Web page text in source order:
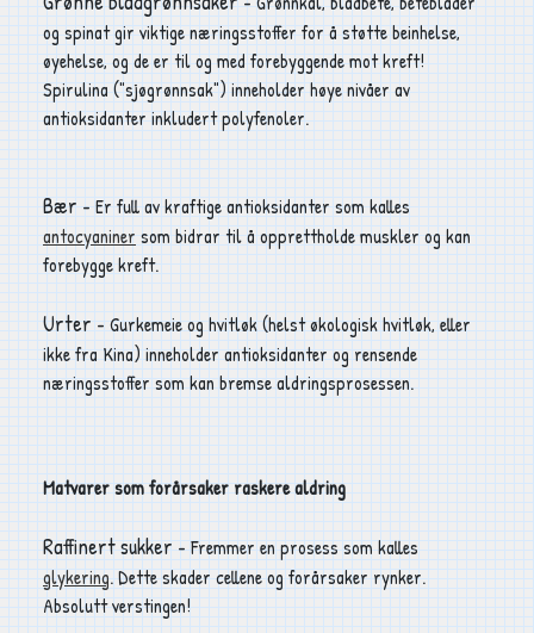
og spinat gir viktige næringsstoffer for å støtte beinhelse,
øyehelse, og de er til og med forebyggende mot kreft!
Spirulina ("sjøgrønnsak") inneholder høye nivåer av
antioksidanter inkludert polyfenoler.
Bær - Er full av kraftige antioksidanter som kalles
antocyaniner som bidrar til å opprettholde muskler og kan
forebygge kreft.
Urter - Gurkemeie og hvitløk (helst økologisk hvitløk, eller
ikke fra Kina) inneholder antioksidanter og rensende
næringsstoffer som kan bremse aldringsprosessen.
Matvarer som forårsaker raskere aldring
Raffinert sukker - Fremmer en prosess som kalles
glykering. Dette skader cellene og forårsaker rynker.
Absolutt verstingen!